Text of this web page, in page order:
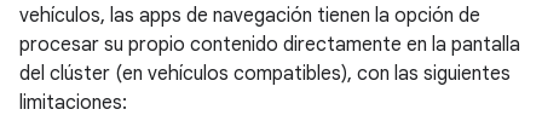
vehículos, las apps de navegación tienen la opción de
procesar su propio contenido directamente en la pantalla
del clúster (en vehículos compatibles), con las siguientes
limitaciones: